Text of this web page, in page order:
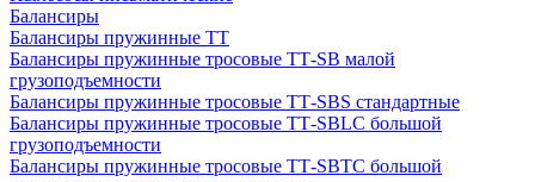
Балансиры
Балансиры пружинные TT
Балансиры пружинные тросовые ТТ-SB малой
грузоподъемности
Балансиры пружинные тросовые ТТ-SBS стандартные
Балансиры пружинные тросовые ТТ-SBLC большой
грузоподъемности
Балансиры пружинные тросовые ТТ-SBTC большой